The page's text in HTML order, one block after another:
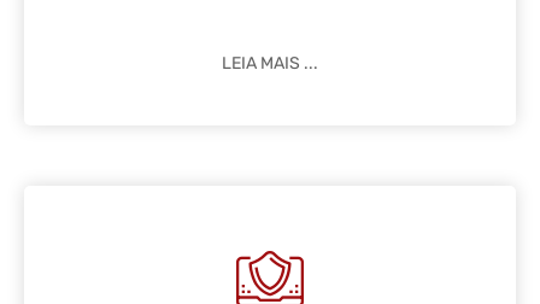
LEIA MAIS ...